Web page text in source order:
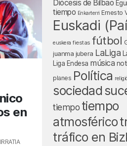
en
Diócesis de Bilbao
tiempo Enkarterri Ernesto
Euskadi
euskera fiestas fútbol
juanma jubera LaLiga
Liga Endesa música
planes Política
sociedad
tiempo tiempo
atmosférico
tráfico en